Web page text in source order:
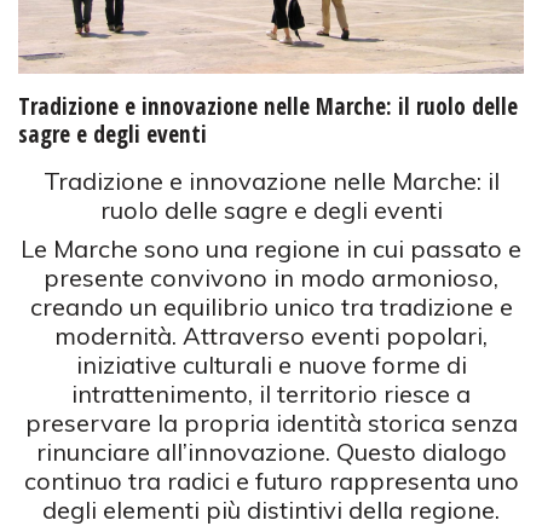
Tradizione e innovazione nelle Marche: il ruolo delle
sagre e degli eventi
Tradizione e innovazione nelle Marche: il
ruolo delle sagre e degli eventi
Le Marche sono una regione in cui passato e
presente convivono in modo armonioso,
creando un equilibrio unico tra tradizione e
modernità. Attraverso eventi popolari,
iniziative culturali e nuove forme di
intrattenimento, il territorio riesce a
preservare la propria identità storica senza
rinunciare all’innovazione. Questo dialogo
continuo tra radici e futuro rappresenta uno
degli elementi più distintivi della regione.